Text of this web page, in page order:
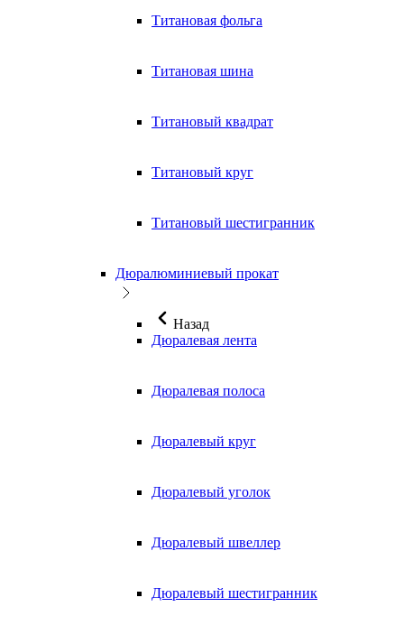
Титановая фольга
Титановая шина
Титановый квадрат
Титановый круг
Титановый шестигранник
Дюралюминиевый прокат
Назад
Дюралевая лента
Дюралевая полоса
Дюралевый круг
Дюралевый уголок
Дюралевый швеллер
Дюралевый шестигранник